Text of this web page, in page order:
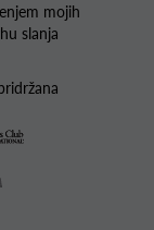
mojih
slanja